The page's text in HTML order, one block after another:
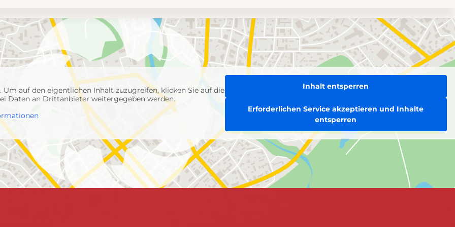
. Um auf den eigentlichen Inhalt zuzugreifen, klicken Sie auf die
Daten an Drittanbieter weitergegeben werden.
Inhalt entsperren
Erforderlichen Service akzeptieren und Inhalte
entsperren